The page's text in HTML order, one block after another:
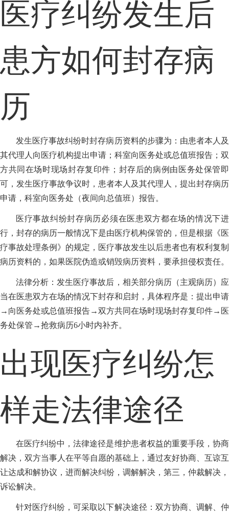
医疗纠纷发生后
患方如何封存病
历
发生医疗事故纠纷时封存病历资料的步骤为：由患者本人及
其代理人向医疗机构提出申请；科室向医务处或总值班报告；双
方共同在场时现场封存复印件；封存后的病例由医务处保管即
可，发生医疗事故争议时，患者本人及其代理人，提出封存病历
申请，科室向医务处（夜间向总值班）报告。
医疗事故纠纷封存病历必须在医患双方都在场的情况下进
行，封存的病历一般情况下是由医疗机构保管的，但是根据《医
疗事故处理条例》的规定，医疗事故发生以后患者也有权利复制
病历资料的，如果医院伪造或销毁病历资料，要承担侵权责任。
法律分析：发生医疗事故后，相关部分病历（主观病历）应
当在医患双方在场的情况下封存和启封，具体程序是：提出申请
→向医务处或总值班报告→双方共同在场时现场封存复印件→医
务处保管→抢救病历6小时内补齐。
出现医疗纠纷怎
样走法律途径
在医疗纠纷中，法律途径是维护患者权益的重要手段，协商
解决，双方当事人在平等自愿的基础上，通过友好协商、互谅互
让达成和解协议，进而解决纠纷，调解解决，第三，仲裁解决，
诉讼解决。
针对医疗纠纷，可采取以下解决途径：双方协商、调解、仲